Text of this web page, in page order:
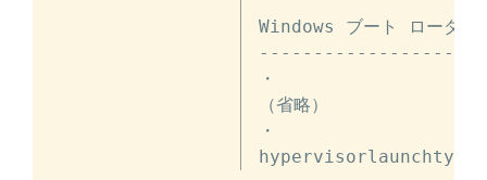
Windows ブート ローダー
・
（省略）
・